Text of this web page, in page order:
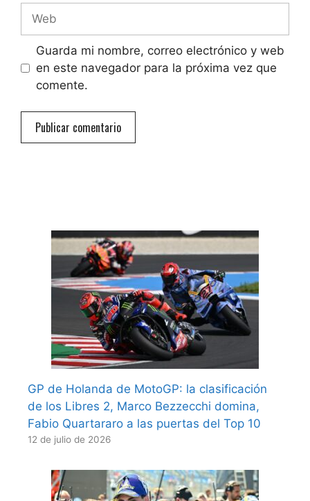
Guarda mi nombre, correo electrónico y web
en este navegador para la próxima vez que
comente.
GP de Holanda de MotoGP: la clasificación
de los Libres 2, Marco Bezzecchi domina,
Fabio Quartararo a las puertas del Top 10
12 de julio de 2026